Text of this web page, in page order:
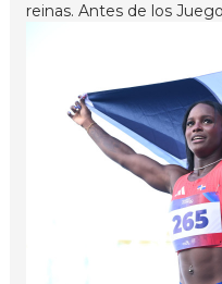
reinas. Antes de los